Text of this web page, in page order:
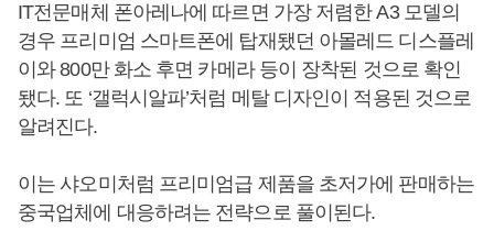
IT전문매체 폰아레나에 따르면 가장 저렴한 A3 모델의
경우 프리미엄 스마트폰에 탑재됐던 아몰레드 디스플레
이와 800만 화소 후면 카메라 등이 장착된 것으로 확인
됐다. 또 ‘갤럭시알파’처럼 메탈 디자인이 적용된 것으로
알려진다.
이는 샤오미처럼 프리미엄급 제품을 초저가에 판매하는
중국업체에 대응하려는 전략으로 풀이된다.